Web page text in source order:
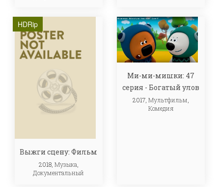
HDRip
Выжги сцену: Фильм
2018, Музыка
Документальный
Ми-ми-мишки: 47
серия - Богатый улов
2017,Мультфильм
Комедия